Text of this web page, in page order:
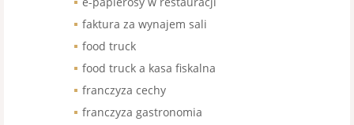
faktura za wynajem sali
food truck
food truck a kasa fiskalna
franczyza cechy
franczyza gastronomia